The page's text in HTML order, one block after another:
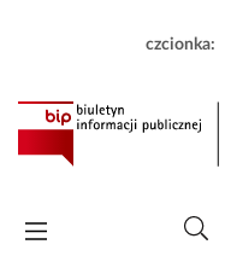
czcionka: